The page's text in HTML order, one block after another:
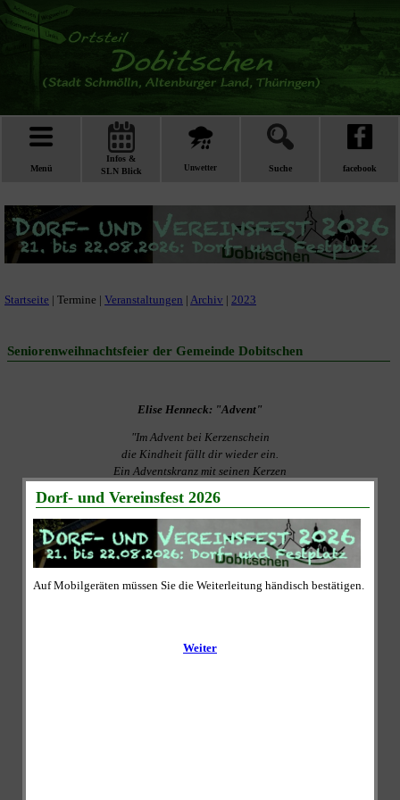
Menü
Infos &
SLN Blick
Unwetter Suche facebook
Startseite | Termine | Veranstaltungen Archiv 2023
Seniorenweihnachtsfeier der Gemeinde Dobitschen
Elise Henneck: "Advent"
"Im Advent bei Kerzenschein
die Kindheit fällt dir wieder ein.
Ein Adventskranz mit seinen Kerzen
lässt Frieden strömen in unsere Herzen.
Des Jahres Hektik langsam schwindet
und Ruhe endlich Einkehr findet.
Ein Tag, er kann kaum schöner sein,
als im Advent bei Kerzenschein."